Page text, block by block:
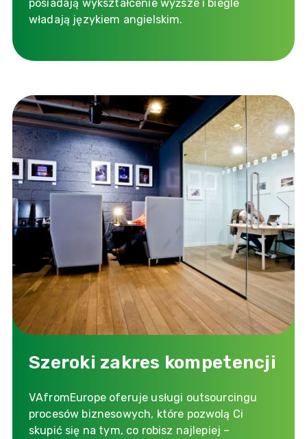
posiadają wykształcenie wyższe i biegle
władają językiem angielskim.
Szeroki zakres kompetencji
VAfromEurope oferuje usługi outsourcingu
procesów biznesowych, które pozwolą Ci
skupić się na tym, co robisz najlepiej –